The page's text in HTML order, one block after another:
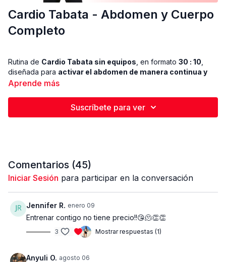
Cardio Tabata - Abdomen y Cuerpo
Completo
Rutina de Cardio Tabata sin equipos , en formato 30 : 10
diseñada para activar el abdomen de manera continua y
trabajar todo el cuerpo
3 bloques Tabata
glúteos, piernas y brazos en cada movimiento.
👉 Mantén el core activo y cuida la técnica durante toda la
rutina.
Simple, efectiva y bien estructurada.
Aprende más
Suscríbete para ver
Comentarios (45)
Iniciar Sesión para participar en la conversación
Jennifer R. enero 09
Entrenar contigo no tiene precio!!😘🫠👏👏
3 Mostrar respuestas (1)
Anyuli O. agosto 06